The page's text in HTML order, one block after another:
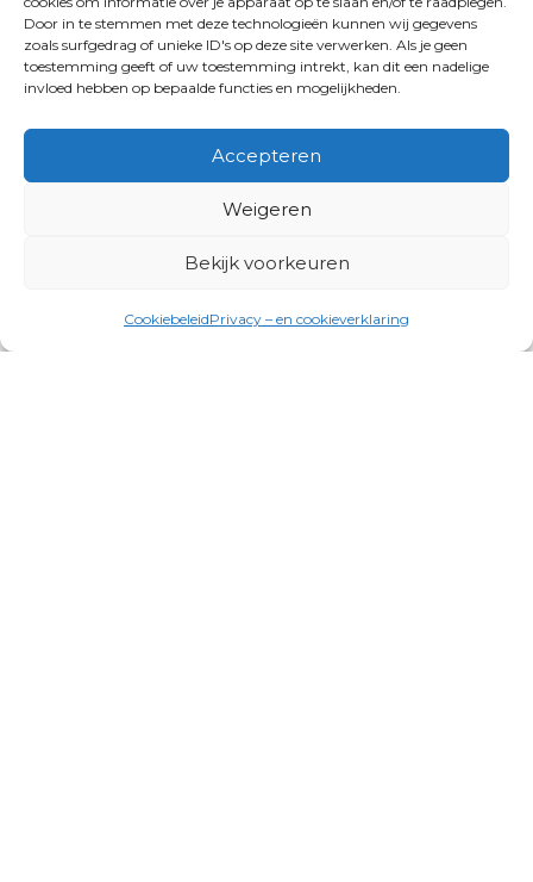
Door in te stemmen met deze technologieën kunnen wij gegevens
zoals surfgedrag of unieke ID's op deze site verwerken. Als je geen
toestemming geeft of uw toestemming intrekt, kan dit een nadelige
invloed hebben op bepaalde functies en mogelijkheden.
Accepteren
Weigeren
Bekijk voorkeuren
CookiebeleidPrivacy – en cookieverklaring